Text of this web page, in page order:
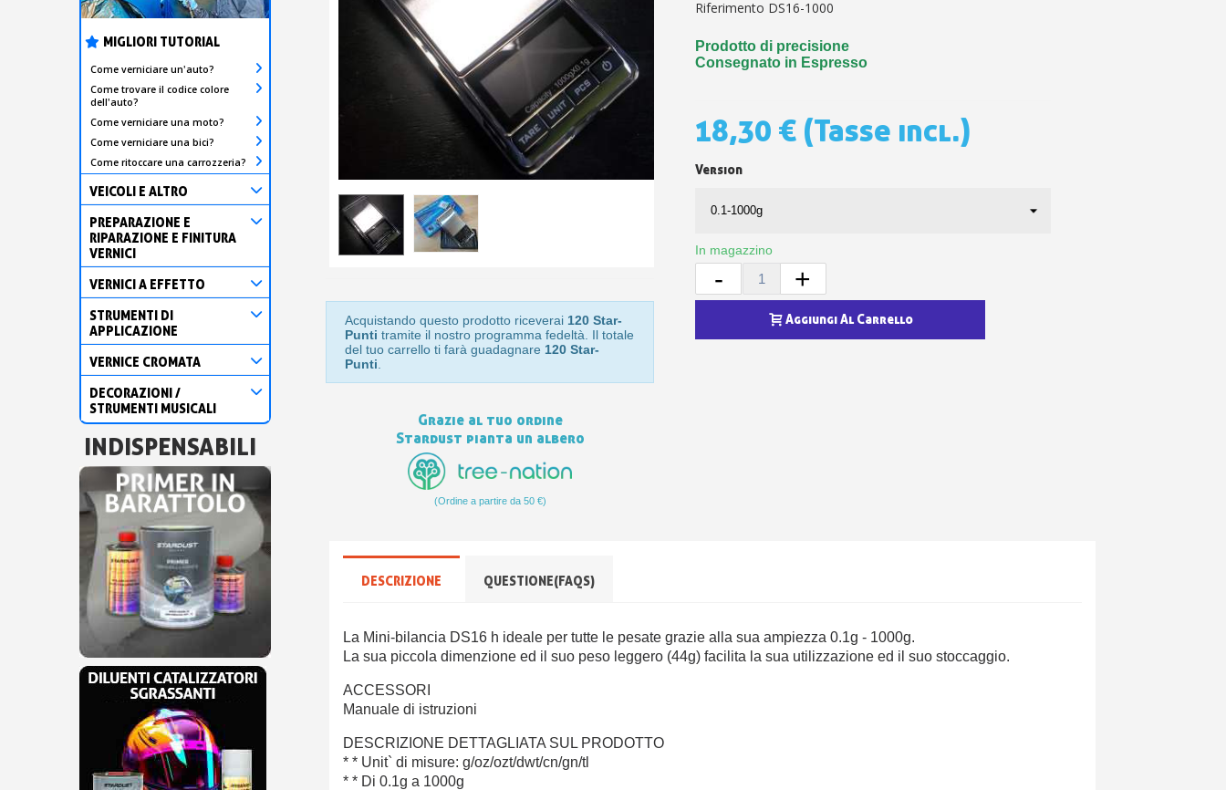
Iscriviti alla newsletter: 5€ di sconto
MIGLIORI TUTORIAL
Come verniciare un'auto?
Come trovare il codice colore
dell'auto?
Come verniciare una moto?
Come verniciare una bici?
Come ritoccare una carrozzeria?
VEICOLI E ALTRO
PREPARAZIONE E
RIPARAZIONE E FINITURA
VERNICI
VERNICI A EFFETTO
STRUMENTI DI
APPLICAZIONE
VERNICE CROMATA
DECORAZIONI /
STRUMENTI MUSICALI
INDISPENSABILI
Acquistando questo prodotto riceverai 120 Star-
Punti tramite il nostro programma fedeltà. Il totale
del tuo carrello ti farà guadagnare 120 Star-
Punti
Grazie al tuo ordine
Stardust pianta un albero
(Ordine a partire da 50 €)
Riferimento DS16-1000
Prodotto di precisione
Consegnato in Espresso
18,30 € (Tasse incl.)
Version
In magazzino
- +
Aggiungi Al Carrello
DESCRIZIONE QUESTIONE(FAQS)
La Mini-bilancia DS16 h ideale per tutte le pesate grazie alla sua ampiezza 0.1g - 1000g.
La sua piccola dimenzione ed il suo peso leggero (44g) facilita la sua utilizzazione ed il suo stoccaggio.
ACCESSORI
Manuale di istruzioni
DESCRIZIONE DETTAGLIATA SUL PRODOTTO
* * Unit` di misure: g/oz/ozt/dwt/cn/gn/tl
* * Di 0.1g a 1000g